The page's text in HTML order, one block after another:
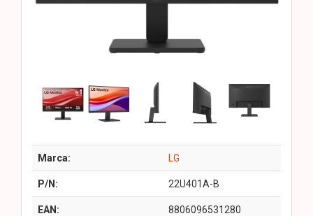
Marca: LG
P/N: 22U401A-B
EAN: 8806096531280